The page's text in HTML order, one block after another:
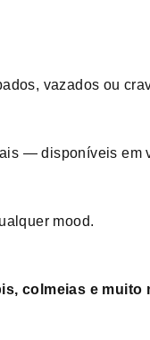
vazados ou
— disponíveis em
mood.
colmeias e muito